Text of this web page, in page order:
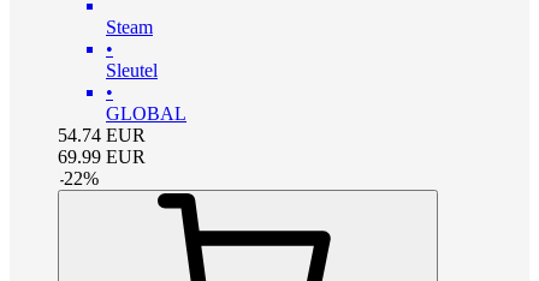
Steam
•
Sleutel
•
GLOBAL
54.74 EUR
69.99 EUR
-22%